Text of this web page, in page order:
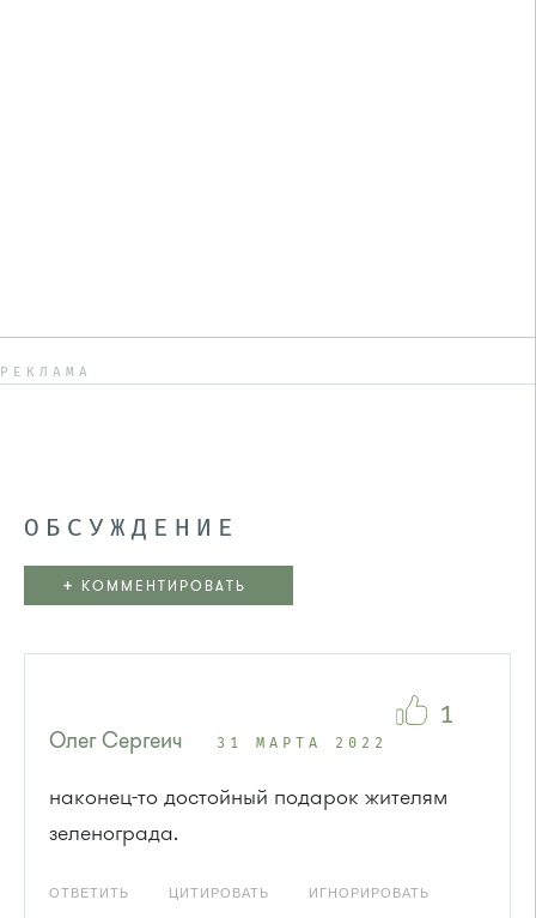
РЕКЛАМА
ОБСУЖДЕНИЕ
+ КОММЕНТИРОВАТЬ
Олег Сергеич 31 МАРТА 2022
наконец-то достойный подарок жителям
зеленограда.
ОТВЕТИТЬ ЦИТИРОВАТЬ ИГНОРИРОВАТЬ
1